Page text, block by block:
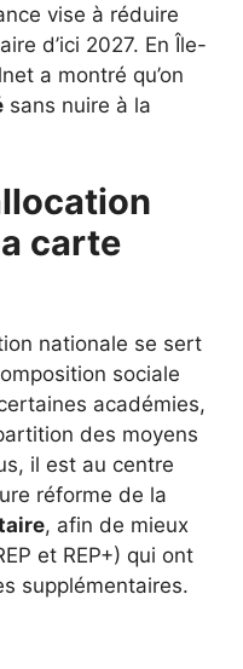
vise à réduire
d’ici 2027. En Île-
a montré qu’on
sans nuire à la
carte
nationale se sert
sociale
académies,
des moyens
il est au centre
réforme de la
, afin de mieux
et REP+) qui ont
supplémentaires.